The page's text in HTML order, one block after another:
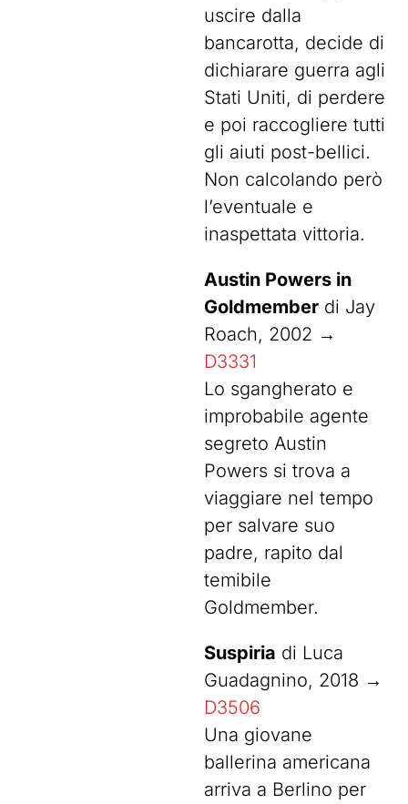
uscire dalla
bancarotta, decide di
dichiarare guerra agli
Stati Uniti, di perdere
e poi raccogliere tutti
gli aiuti post-bellici.
Non calcolando però
l’eventuale e
inaspettata vittoria.
Austin Powers in
Goldmember di Jay
Roach, 2002 →
D3331
Lo sgangherato e
improbabile agente
segreto Austin
Powers si trova a
viaggiare nel tempo
per salvare suo
padre, rapito dal
temibile
Goldmember.
Suspiria di Luca
Guadagnino, 2018 →
D3506
Una giovane
ballerina americana
arriva a Berlino per